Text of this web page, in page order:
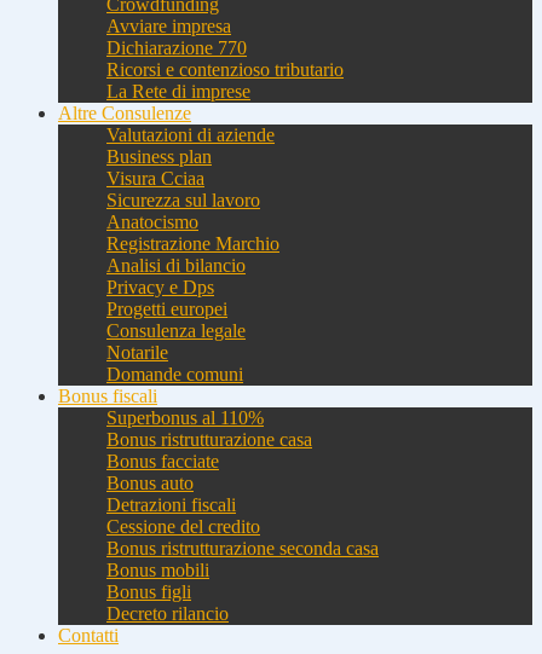
Crowdfunding
Avviare impresa
Dichiarazione 770
Ricorsi e contenzioso tributario
La Rete di imprese
Altre Consulenze
Valutazioni di aziende
Business plan
Visura Cciaa
Sicurezza sul lavoro
Anatocismo
Registrazione Marchio
Analisi di bilancio
Privacy e Dps
Progetti europei
Consulenza legale
Notarile
Domande comuni
Bonus fiscali
Superbonus al 110%
Bonus ristrutturazione casa
Bonus facciate
Bonus auto
Detrazioni fiscali
Cessione del credito
Bonus ristrutturazione seconda casa
Bonus mobili
Bonus figli
Decreto rilancio
Contatti